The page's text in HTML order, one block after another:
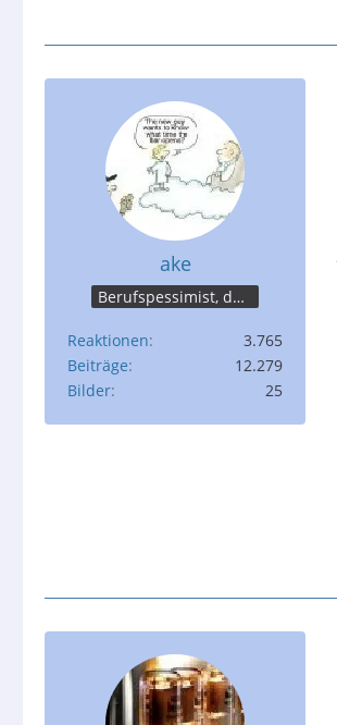
ake
Berufspessimist, der meist recht behält
Reaktionen
3.765
Beiträge
12.279
Bilder
25